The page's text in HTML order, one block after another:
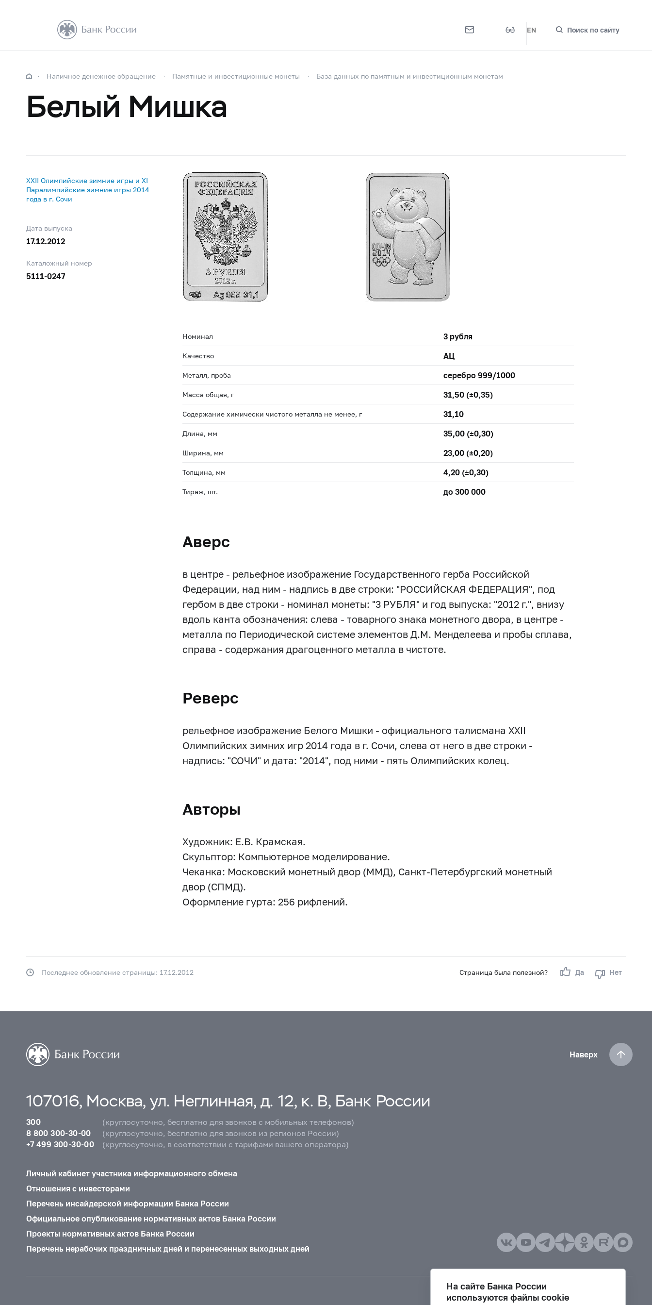
EN Поиск по сайту
Наличное денежное обращение Памятные и инвестиционные монеты База данных по памятным и инвестиционным монетам
Белый Mишка
XXII Олимпийские зимние игры и XI
Паралимпийские зимние игры 2014
года в г. Сочи
Дата выпуска
17.12.2012
Каталожный номер
5111-0247
Номинал 3 рубля
Качество АЦ
Металл, проба серебро 999/1000
Масса общая, г 31,50 (±0,35)
Содержание химически чистого металла не менее, г 31,10
Длина, мм 35,00 (±0,30)
Ширина, мм 23,00 (±0,20)
Толщина, мм 4,20 (±0,30)
Тираж, шт. до 300 000
Аверс
в центре - рельефное изображение Государственного герба Российской
Федерации, над ним - надпись в две строки: "РОССИЙСКАЯ ФЕДЕРАЦИЯ", под
гербом в две строки - номинал монеты: "3 РУБЛЯ" и год выпуска: "2012 г.", внизу
вдоль канта обозначения: слева - товарного знака монетного двора, в центре -
металла по Периодической системе элементов Д.М. Менделеева и пробы сплава,
справа - содержания драгоценного металла в чистоте.
Реверс
рельефное изображение Белого Мишки - официального талисмана XXII
Олимпийских зимних игр 2014 года в г. Сочи, слева от него в две строки -
надпись: "СОЧИ" и дата: "2014", под ними - пять Олимпийских колец.
Авторы
Художник: Е.В. Крамская.
Скульптор: Компьютерное моделирование.
Чеканка: Московский монетный двор (ММД), Санкт-Петербургский монетный
двор (СПМД).
Оформление гурта: 256 рифлений.
Страница была полезной? Да Нет
Последнее обновление страницы: 17.12.2012
Наверх
107016, Москва, ул. Неглинная, д. 12, к. В, Банк России
300
(круглосуточно, бесплатно для звонков с мобильных телефонов)
8 800 300-30-00
(круглосуточно, бесплатно для звонков из регионов России)
+7 499 300-30-00
(круглосуточно, в соответствии с тарифами вашего оператора)
Личный кабинет участника информационного обмена
Отношения с инвесторами
Перечень инсайдерской информации Банка России
Официальное опубликование нормативных актов Банка России
Проекты нормативных актов Банка России
Перечень нерабочих праздничных дней и перенесенных выходных дней
На сайте Банка России
используются файлы cookie